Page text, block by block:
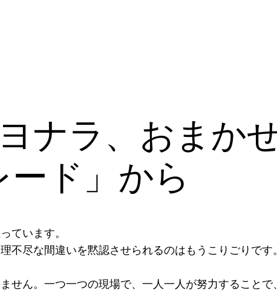
ナラ、おまか
ド」から
ています。
尽な間違いを黙認させられるのはもうこりごりで
ん。一つ一つの現場で、一人一人が努力することで